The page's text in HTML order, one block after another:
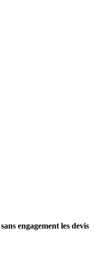
sans engagement les devis